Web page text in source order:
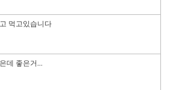
먹고있습니다
데 좋은거...